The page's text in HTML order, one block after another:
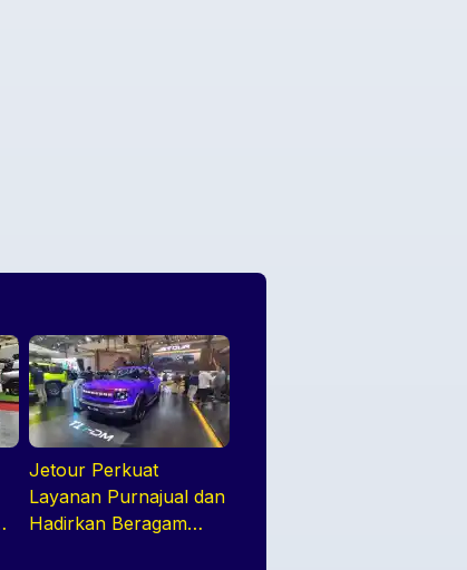
Jetour Perkuat
Layanan Purnajual dan
Hadirkan Beragam